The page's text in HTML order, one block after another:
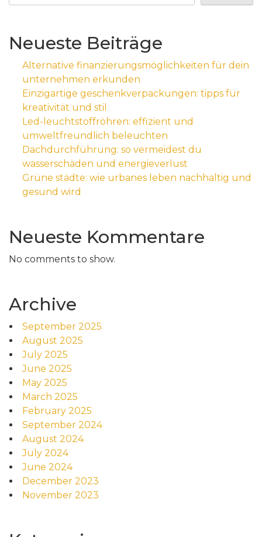
Neueste Beiträge
Alternative finanzierungsmöglichkeiten für dein
unternehmen erkunden
Einzigartige geschenkverpackungen: tipps für
kreativität und stil
Led-leuchtstoffröhren: effizient und
umweltfreundlich beleuchten
Dachdurchführung: so vermeidest du
wasserschäden und energieverlust
Grüne städte: wie urbanes leben nachhaltig und
gesund wird
Neueste Kommentare
No comments to show.
Archive
September 2025
August 2025
July 2025
June 2025
May 2025
March 2025
February 2025
September 2024
August 2024
July 2024
June 2024
December 2023
November 2023